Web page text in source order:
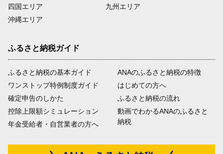
四国エリア
沖縄エリア
九州エリア
ふるさと納税ガイド
ふるさと納税の基本ガイド
ワンストップ特例制度ガイド
確定申告のしかた
控除上限額シミュレーション
年金受給者・自営業者の方へ
ANAのふるさと納税の特徴
はじめての方へ
ふるさと納税の流れ
動画でわかるANAのふるさと
納税